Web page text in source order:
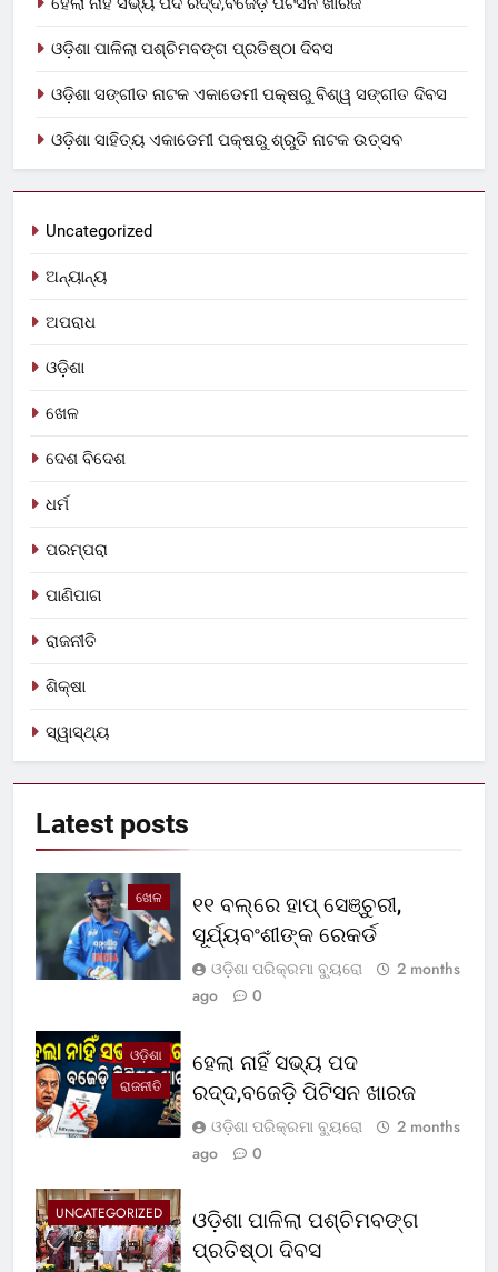
ଓଡ଼ିଶା ପାଳିଲା ପଶ୍ଚିମବଙ୍ଗ ପ୍ରତିଷ୍ଠା ଦିବସ
ଓଡ଼ିଶା ସଙ୍ଗୀତ ନାଟକ ଏକାଡେମୀ ପକ୍ଷରୁ ବିଶ୍ୱ ସଙ୍ଗୀତ ଦିବସ
ଓଡ଼ିଶା ସାହିତ୍ୟ ଏକାଡେମୀ ପକ୍ଷରୁ ଶ୍ରୁତି ନାଟକ ଉତ୍ସବ
Uncategorized
ଅନ୍ୟାନ୍ୟ
ଅପରାଧ
ଓଡ଼ିଶା
ଖେଳ
ଦେଶ ବିଦେଶ
ଧର୍ମ
ପରମ୍ପରା
ପାଣିପାଗ
ରାଜନୀତି
ଶିକ୍ଷା
ସ୍ୱାସ୍ଥ୍ୟ
Latest posts
ଖେଳ
୧୧ ବଲ୍‌ରେ ହାପ୍ ସେଞ୍ଚୁରୀ,
ସୂର୍ଯ୍ୟବଂଶୀଙ୍କ ରେକର୍ଡ
ଓଡ଼ିଶା ପରିକ୍ରମା ବ୍ୟୁରୋ
2 months
ago
0
ଓଡ଼ିଶା
ରାଜନୀତି
ହେଲା ନାହିଁ ସଭ୍ୟ ପଦ
ରଦ୍ଦ,ବଜେଡ଼ି ପିଟିସନ ଖାରଜ
ଓଡ଼ିଶା ପରିକ୍ରମା ବ୍ୟୁରୋ
2 months
ago
0
UNCATEGORIZED
ଓଡ଼ିଶା ପାଳିଲା ପଶ୍ଚିମବଙ୍ଗ
ପ୍ରତିଷ୍ଠା ଦିବସ